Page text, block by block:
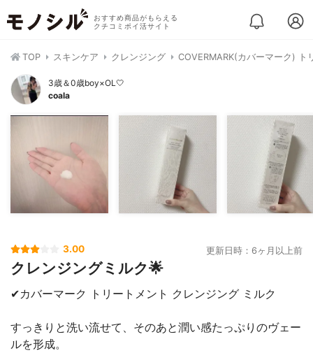
おすすめ商品がもらえる
クチコミポイ活サイト
TOP スキンケア クレンジング COVERMARK(カバーマーク)
3歳＆0歳boy×OL🤍
coala
3.00 更新日時：6ヶ月以上前
クレンジングミルク🌟
✔︎カバーマーク トリートメント クレンジング ミルク
すっきりと洗い流せて、そのあと潤い感たっぷりのヴェー
ルを形成。